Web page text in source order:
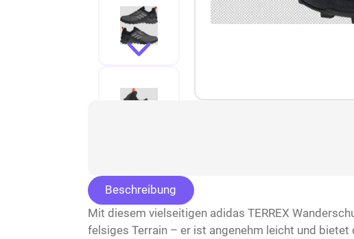
Beschreibung
Mit diesem vielseitigen adidas TERREX
felsiges Terrain – er ist angenehm leicht und